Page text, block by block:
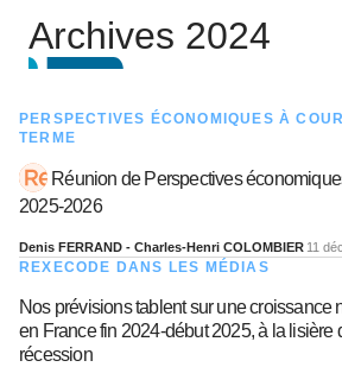
Archives 2024
PERSPECTIVES ÉCONOMIQUES À
TERME
Réunion de Perspectives
2025-2026
Denis FERRAND - Charles-Henri COLOMBIER 11
REXECODE DANS LES MÉDIAS
Nos prévisions tablent sur une croissance
en France fin 2024-début 2025, à la lisière
récession